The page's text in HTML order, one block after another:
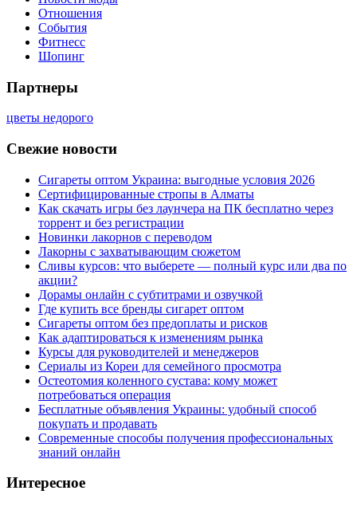
Отношения
События
Фитнесс
Шопинг
Партнеры
цветы недорого
Свежие новости
Сигареты оптом Украина: выгодные условия 2026
Сертифицированные стропы в Алматы
Как скачать игры без лаунчера на ПК бесплатно через
торрент и без регистрации
Новинки лакорнов с переводом
Лакорны с захватывающим сюжетом
Сливы курсов: что выберете — полный курс или два по
акции?
Дорамы онлайн с субтитрами и озвучкой
Где купить все бренды сигарет оптом
Сигареты оптом без предоплаты и рисков
Как адаптироваться к изменениям рынка
Курсы для руководителей и менеджеров
Сериалы из Кореи для семейного просмотра
Остеотомия коленного сустава: кому может
потребоваться операция
Бесплатные объявления Украины: удобный способ
покупать и продавать
Современные способы получения профессиональных
знаний онлайн
Интересное